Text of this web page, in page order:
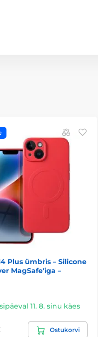
Plus ümbris – Silicone
MagSafe'iga –
11. 8. sinu käes
Ostukorvi